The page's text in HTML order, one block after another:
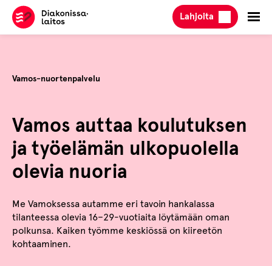
Hyppää
sisältöön
Lahjoita
Vamos-nuortenpalvelu
Vamos auttaa koulutuksen
ja työelämän ulkopuolella
olevia nuoria
Me Vamoksessa autamme eri tavoin hankalassa
tilanteessa olevia 16–29-vuotiaita löytämään oman
polkunsa. Kaiken työmme keskiössä on kiireetön
kohtaaminen.